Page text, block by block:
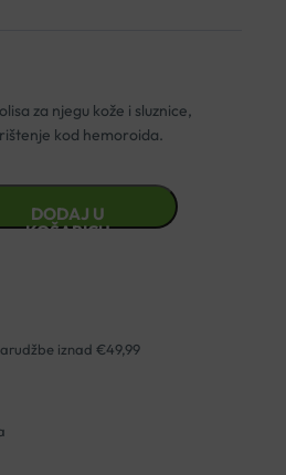
za njegu kože i sluznice,
kod hemoroida.
DODAJ U
KOŠARICU
iznad €49,99